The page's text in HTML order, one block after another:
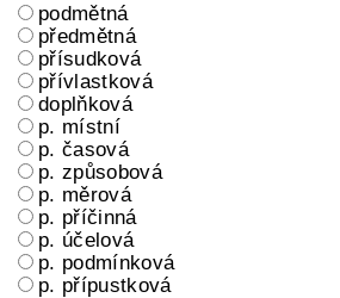
podmětná
předmětná
přísudková
přívlastková
doplňková
p. místní
p. časová
p. způsobová
p. měrová
p. příčinná
p. účelová
p. podmínková
p. přípustková